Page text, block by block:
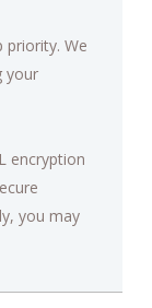
priority. We
your
encryption
you may